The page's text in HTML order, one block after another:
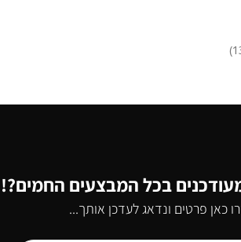
בכל המבצעים החמים?!
כאן פרטים ונדאג לעדכן אותך...